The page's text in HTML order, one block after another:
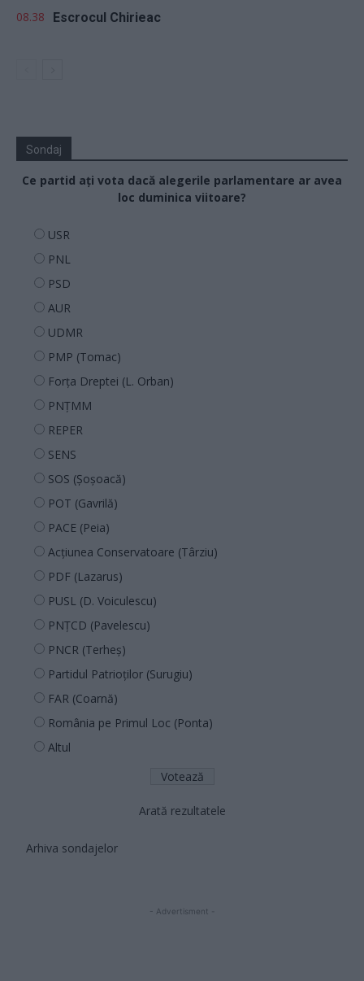
08.38 Escrocul Chirieac
Sondaj
Ce partid ați vota dacă alegerile parlamentare ar avea
loc duminica viitoare?
USR
PNL
PSD
AUR
UDMR
PMP (Tomac)
Forța Dreptei (L. Orban)
PNȚMM
REPER
SENS
SOS (Șoșoacă)
POT (Gavrilă)
PACE (Peia)
Acțiunea Conservatoare (Târziu)
PDF (Lazarus)
PUSL (D. Voiculescu)
PNȚCD (Pavelescu)
PNCR (Terheș)
Partidul Patrioților (Surugiu)
FAR (Coarnă)
România pe Primul Loc (Ponta)
Altul
Arată rezultatele
Arhiva sondajelor
- Advertisment -